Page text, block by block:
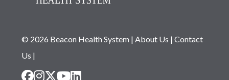
© 2026 Beacon Health System| About Us | Contact
Us |